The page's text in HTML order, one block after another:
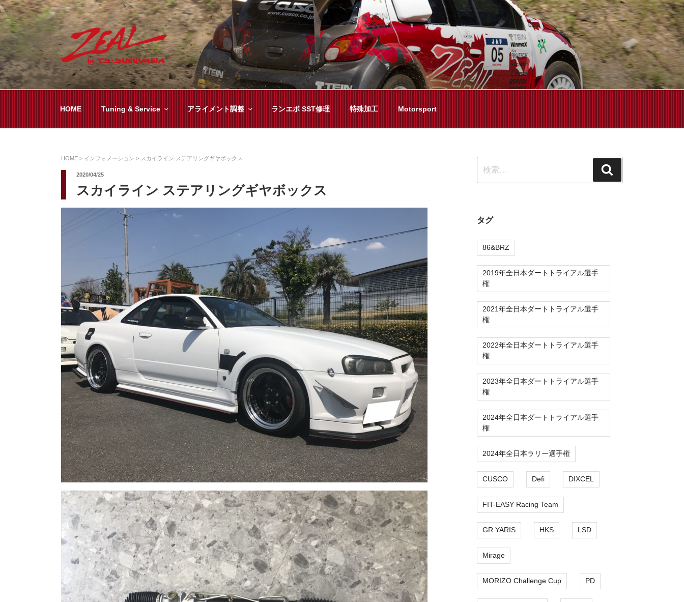
コ
ン
テ
ン
ツ
へ
ス
ZEAL BY TS-SUMIYAMA
オイル交換や車検といった日常メンテから各種チューニングまで、車に関することならジャンルフリーでお任せください!
HOME Tuning & Service アライメント調整 ランエボ SST修理 特殊加工 Motorsport
HOME > インフォメーション > スカイライン ステアリングギヤボックス
2020/04/25
スカイライン ステアリングギヤボックス
索:
索
タグ
86&BRZ
2019年全日本ダートトライアル選手
権
2021年全日本ダートトライアル選手
権
2022年全日本ダートトライアル選手
権
2023年全日本ダートトライアル選手
権
2024年全日本ダートトライアル選手
権
2024年全日本ラリー選手権
CUSCO Defi DIXCEL
FIT-EASY Racing Team
GR YARIS HKS LSD
Mirage
MORIZO Challenge Cup PD